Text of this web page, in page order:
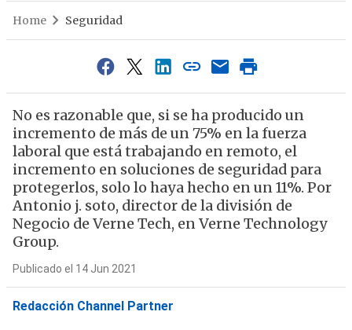
Home Seguridad
No es razonable que, si se ha producido un
incremento de más de un 75% en la fuerza
laboral que está trabajando en remoto, el
incremento en soluciones de seguridad para
protegerlos, solo lo haya hecho en un 11%. Por
Antonio j. soto, director de la división de
Negocio de Verne Tech, en Verne Technology
Group.
Publicado el 14 Jun 2021
Redacción Channel Partner